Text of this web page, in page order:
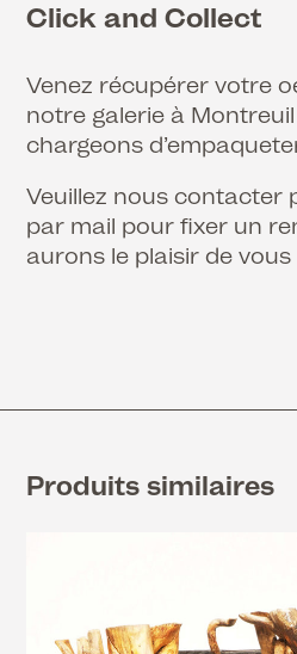
Click and Collect
Venez récupérer votre
notre galerie à
chargeons
Veuillez nous contacter
par mail pour fixer un
aurons le plaisir de vous
Produits similaires